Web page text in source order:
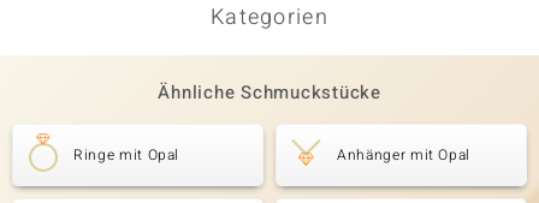
Kategorien
Ähnliche Schmuckstücke
Ringe mit Opal Anhänger mit Opal